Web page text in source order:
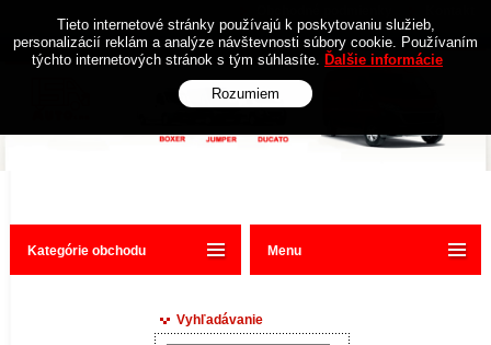
Kategórie obchodu
Vyhľadávanie
Menu
Tieto internetové stránky používajú k poskytovaniu služieb,
personalizácií reklám a analýze návštevnosti súbory cookie. Používaním
týchto internetových stránok s tým súhlasíte. Ďalšie informácie
Rozumiem